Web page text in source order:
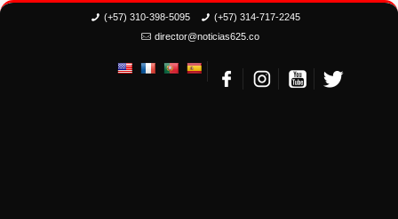
(+57) 310-398-5095
(+57) 314-717-2245
director@noticias625.co